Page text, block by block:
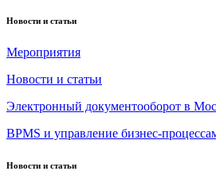
Новости и статьи
Мероприятия
Новости и статьи
Электронный документооборот в
BPMS и управление бизнес-
Новости и статьи